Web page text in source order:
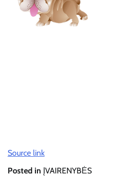
Source link
Posted in ĮVAIRENYBĖS